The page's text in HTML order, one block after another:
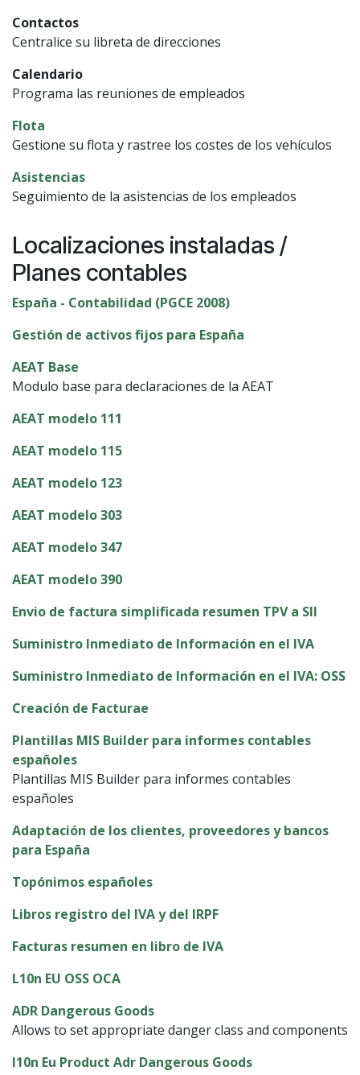
Contactos
Centralice su libreta de direcciones
Calendario
Programa las reuniones de empleados
Flota
Gestione su flota y rastree los costes de los vehículos
Asistencias
Seguimiento de la asistencias de los empleados
Localizaciones instaladas /
Planes contables
España - Contabilidad (PGCE 2008)
Gestión de activos fijos para España
AEAT Base
Modulo base para declaraciones de la AEAT
AEAT modelo 111
AEAT modelo 115
AEAT modelo 123
AEAT modelo 303
AEAT modelo 347
AEAT modelo 390
Envio de factura simplificada resumen TPV a SII
Suministro Inmediato de Información en el IVA
Suministro Inmediato de Información en el IVA: OSS
Creación de Facturae
Plantillas MIS Builder para informes contables
españoles
Plantillas MIS Builder para informes contables
españoles
Adaptación de los clientes, proveedores y bancos
para España
Topónimos españoles
Libros registro del IVA y del IRPF
Facturas resumen en libro de IVA
L10n EU OSS OCA
ADR Dangerous Goods
Allows to set appropriate danger class and components
l10n Eu Product Adr Dangerous Goods